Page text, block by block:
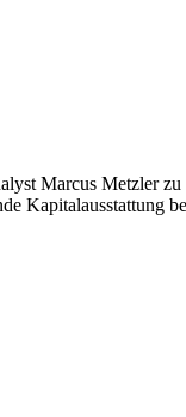
Marcus Metzler
Kapitalausstattung